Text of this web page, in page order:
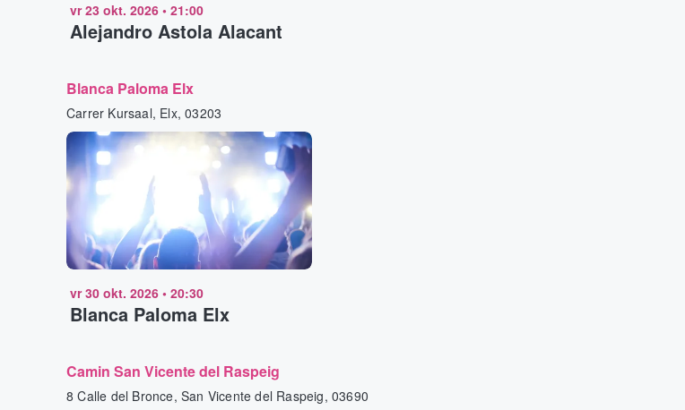
vr 23 okt. 2026 • 21:00
Alejandro Astola Alacant
Blanca Paloma Elx
Carrer Kursaal, Elx, 03203
vr 30 okt. 2026 • 20:30
Blanca Paloma Elx
Camin San Vicente del Raspeig
8 Calle del Bronce, San Vicente del Raspeig, 03690